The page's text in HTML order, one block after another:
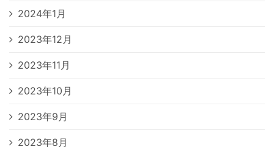
2024年1月
2023年12月
2023年11月
2023年10月
2023年9月
2023年8月